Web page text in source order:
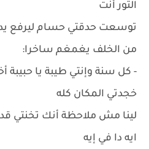
التور أنت
توسعت حدقتي حسام ليرفع
من الخلف يغمغم ساخرا:
- كل سنة وإنتي طيبة يا حبيبة
خجدتي المكان كله
لينا مش ملاحظة أنك تخنتي قد
ايه دا في إيه